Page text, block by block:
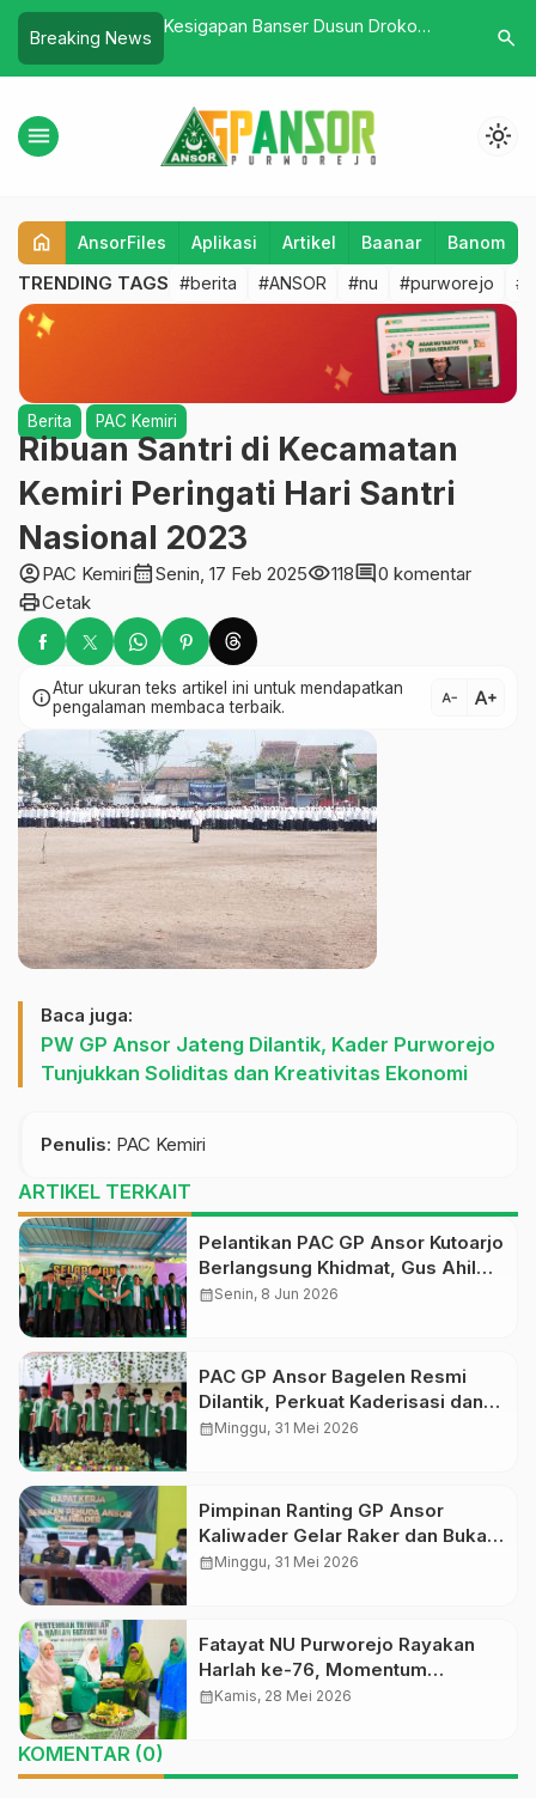
Breaking News
Harsos
Kesigapan Banser Dusun Droko
Ansor
search
menu light_mode
home AnsorFiles Aplikasi Artikel Baanar Banom
TRENDING TAGS #berita #ANSOR #nu #purworejo
Berita PAC Kemiri
Ribuan Santri di Kecamatan
Kemiri Peringati Hari Santri
Nasional 2023
account_circlePAC Kemiricalendar_monthSenin, 17 Feb 2025visibility118comment0 komentar
printCetak
infoAtur ukuran teks artikel ini untuk mendapatkan
pengalaman membaca terbaik.
text_decrease text_increase
Baca juga:
PW GP Ansor Jateng Dilantik, Kader Purworejo
Tunjukkan Soliditas dan Kreativitas Ekonomi
Penulis: PAC Kemiri
ARTIKEL TERKAIT
Pelantikan PAC GP Ansor Kutoarjo
Berlangsung Khidmat, Gus Ahil
Ingatkan Ansor Harus Bermanfaat
calendar_monthSenin, 8 Jun 2026
PAC GP Ansor Bagelen Resmi
Dilantik, Perkuat Kaderisasi dan
Khidmah untuk Masyarakat
calendar_monthMinggu, 31 Mei 2026
Pimpinan Ranting GP Ansor
Kaliwader Gelar Raker dan Buka
Selapanan Rijalul Ansor, Perkuat
calendar_monthMinggu, 31 Mei 2026
Fatayat NU Purworejo Rayakan
Harlah ke-76, Momentum
Refleksi dan Penguatan Peran
calendar_monthKamis, 28 Mei 2026
KOMENTAR (0)